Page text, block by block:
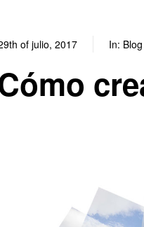
of julio, 2017 In: